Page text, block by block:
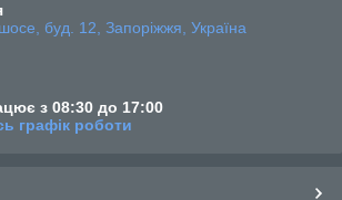
буд. 12, Запоріжжя, Україна
з 08:30 до 17:00
графік роботи